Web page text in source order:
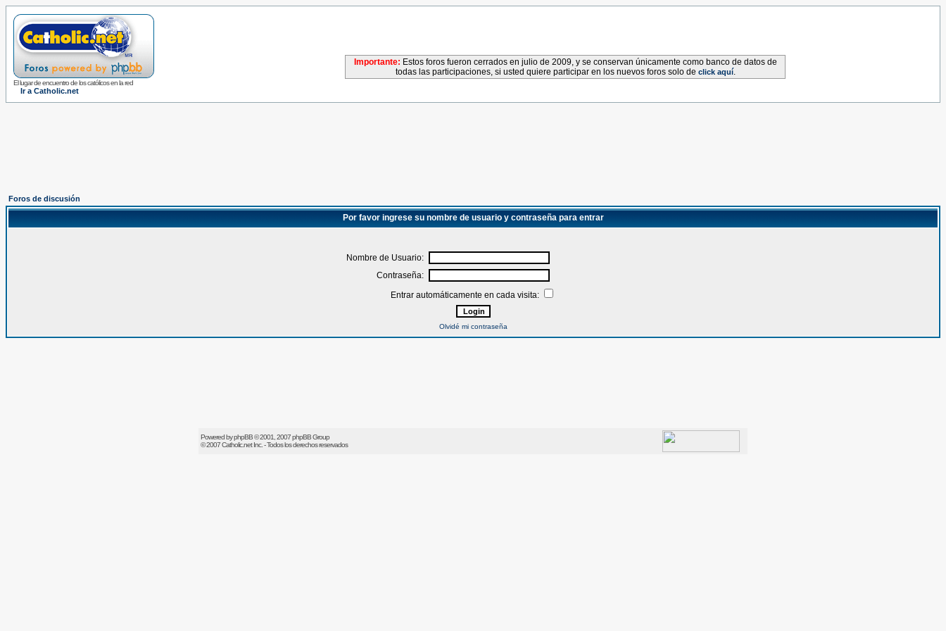
El lugar de encuentro de los católicos en la red
Ir a Catholic.net
Importante: Estos foros fueron cerrados en julio de 2009, y se conservan únicamente como banco de datos de
todas las participaciones, si usted quiere participar en los nuevos foros solo de click aquí.
Foros de discusión
Por favor ingrese su nombre de usuario y contraseña para entrar
Nombre de Usuario:
Contraseña:
Entrar automáticamente en cada visita:
Olvidé mi contraseña
Powered byphpBB© 2001, 2007 phpBB Group
© 2007Catholic.netInc. - Todos los derechos reservados